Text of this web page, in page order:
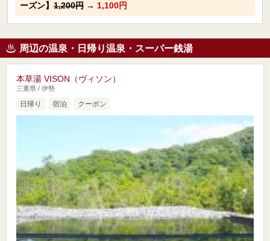
ーズン】 1,200円 → 1,100円
周辺の温泉・日帰り温泉・スーパー銭湯
本草湯 VISON（ヴィソン）
三重県 / 伊勢
日帰り 宿泊 クーポン